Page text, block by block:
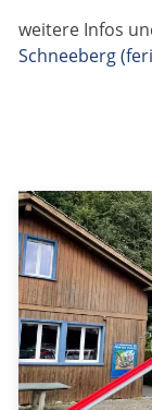
weitere Infos
Schneeberg